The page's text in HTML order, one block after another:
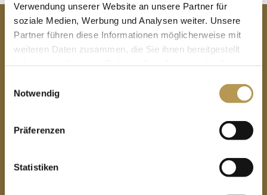
Verwendung unserer Website an unsere Partner für
soziale Medien, Werbung und Analysen weiter. Unsere
Partner führen diese Informationen möglicherweise mit
weiteren Daten zusammen, die Sie ihnen bereitgestellt
Notwendig
Präferenzen
Statistiken
KONTAKT
Privathotels Dr. Lohbeck GmbH & Co.KG
Höpener Weg 9-13
Fax:05193 82 - 113